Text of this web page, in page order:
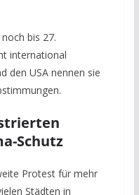
bis 27.
international
den USA nennen sie
Schutz
Protest für mehr
Städten in